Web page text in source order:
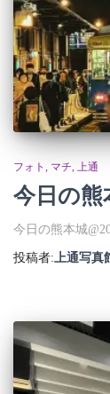
フォト マチ 上通
今日の熊
今日の熊本城
投稿者: 上通写真